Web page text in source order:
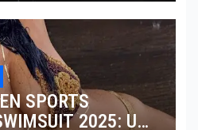
SPORTS
2025: UN